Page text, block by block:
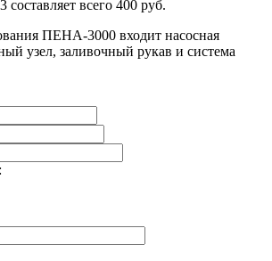
всего 400 руб.
ПЕНА-3000 входит насосная
узел, заливочный рукав и система